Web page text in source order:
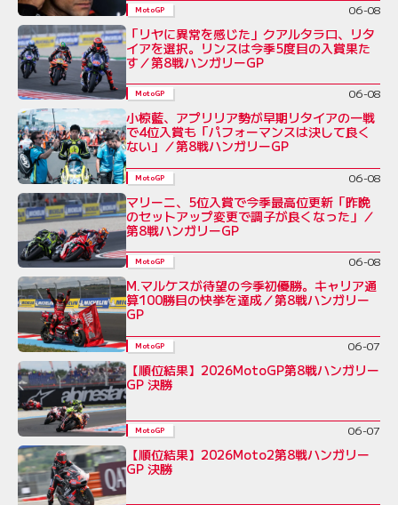
MotoGP 06-08
「リヤに異常を感じた」クアルタラロ、リタ
イアを選択。リンスは今季5度目の入賞果た
す／第8戦ハンガリーGP
MotoGP 06-08
小椋藍、アプリリア勢が早期リタイアの一戦
で4位入賞も「パフォーマンスは決して良く
ない」／第8戦ハンガリーGP
MotoGP 06-08
マリーニ、5位入賞で今季最高位更新「昨晩
のセットアップ変更で調子が良くなった」／
第8戦ハンガリーGP
MotoGP 06-08
M.マルケスが待望の今季初優勝。キャリア通
算100勝目の快挙を達成／第8戦ハンガリー
GP
MotoGP 06-07
【順位結果】2026MotoGP第8戦ハンガリー
GP 決勝
MotoGP 06-07
【順位結果】2026Moto2第8戦ハンガリー
GP 決勝